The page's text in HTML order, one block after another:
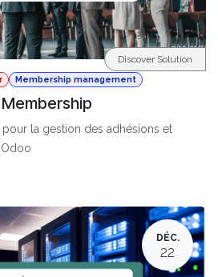
Membership management
pour la gestion des adhésions et
Discover Solution
DÉC.
22